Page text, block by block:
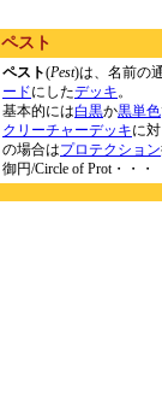
ペスト
ペスト(Pest)は、名前の
ードにしたデッキ。
基本的には白黒か黒単色
クリーチャーデッキに
の場合はプロテクション
御円/Circle of Prot・・・